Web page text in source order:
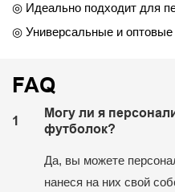
◎ Идеально подходит для
◎ Универсальные и оптовые
FAQ
1
Могу ли я
футболок?
Да, вы можете
нанеся на них свой